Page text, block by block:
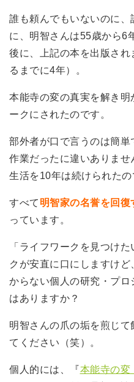
誰も頼んでもいないのに
に、明智さんは55歳から6
後に、上記の本を出版さ
るまでに4年）。
本能寺の変の真実を解き
ークにされたのです。
部外者が口で言うのは簡
作業だったに違いありま
生活を10年は続けられたの
すべて 明智家の名誉を回復
っています。
「ライフワークを見つけ
クが安直に口にしますけ
からない個人の研究・プ
はありますか？
明智さんの爪の垢を煎じ
てください（笑）。
個人的には、『本能寺の